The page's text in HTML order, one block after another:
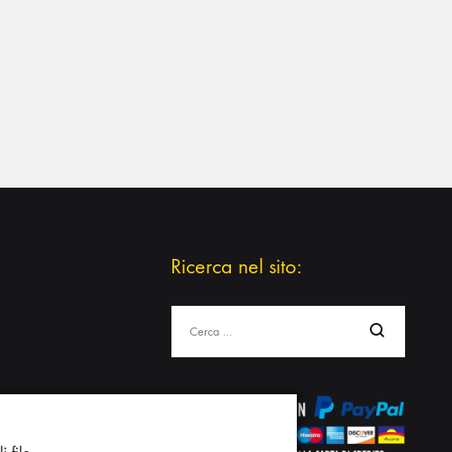
Ricerca nel sito: